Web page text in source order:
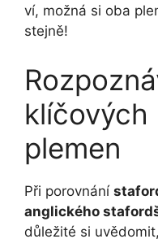
ví, možná si oba
stejně!
klíčových
plemen
Při porovnání
anglického
důležité si